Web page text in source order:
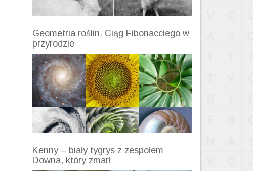
Geometria roślin. Ciąg Fibonacciego w
przyrodzie
Kenny – biały tygrys z zespołem
Downa, który zmarł